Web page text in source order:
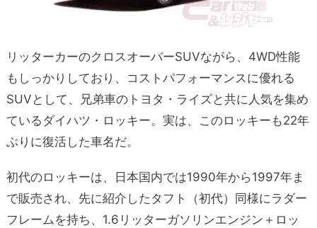
リッターカーのクロスオーバーSUVながら、4WD性能
もしっかりしており、コストパフォーマンスに優れる
SUVとして、兄弟車のトヨタ・ライズと共に人気を集め
ているダイハツ・ロッキー。実は、このロッキーも22年
ぶりに復活した車名だ。
初代のロッキーは、日本国内では1990年から1997年ま
で販売され、先に紹介したタフト（初代）同様にラダー
フレームを持ち、1.6リッターガソリンエンジン＋ロッ